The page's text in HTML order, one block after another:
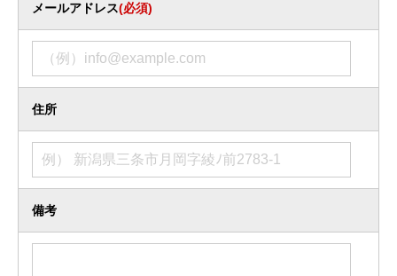
メールアドレス(必須)
住所
備考